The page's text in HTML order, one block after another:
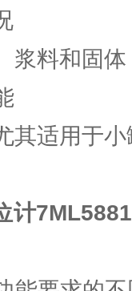
浆料和固体
其适用于小
计